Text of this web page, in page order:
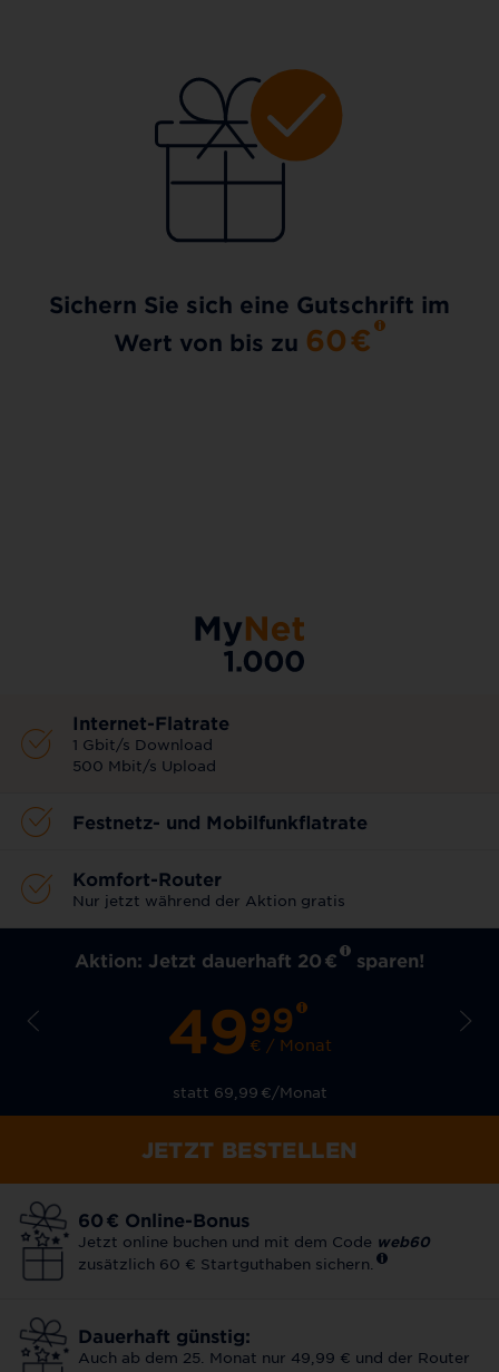
Sichern Sie sich eine Gutschrift im
Wert von bis zu 60€
Internet-Flatrate
1 Gbit/s Download
500 Mbit/s Upload
Festnetz- und Mobilfunkflatrate
Komfort-Router
Nur jetzt während der Aktion gratis
Aktion: Jetzt dauerhaft 20 € sparen!
4999
€ / Monat
statt 69,99 €/Monat
JETZT BESTELLEN
60 € Online-Bonus
Jetzt online buchen und mit dem Code web60
zusätzlich 60 € Startguthaben sichern.
Dauerhaft günstig:
Auch ab dem 25. Monat nur 49,99 € und der Router